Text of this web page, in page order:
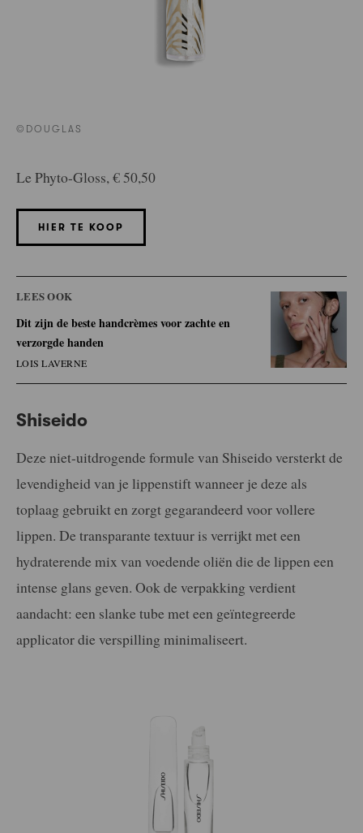
©DOUGLAS
Le Phyto-Gloss, € 50,50
HIER TE KOOP
LEES OOK
Dit zijn de beste handcrèmes voor zachte en
verzorgde handen
LOIS LAVERNE
Shiseido
Deze niet-uitdrogende formule van Shiseido versterkt de
levendigheid van je lippenstift wanneer je deze als
toplaag gebruikt en zorgt gegarandeerd voor vollere
lippen. De transparante textuur is verrijkt met een
hydraterende mix van voedende oliën die de lippen een
intense glans geven. Ook de verpakking verdient
aandacht: een slanke tube met een geïntegreerde
applicator die verspilling minimaliseert.